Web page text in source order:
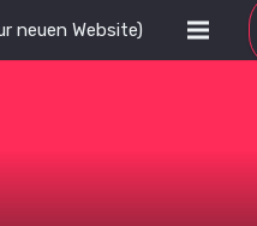
neuen Website)